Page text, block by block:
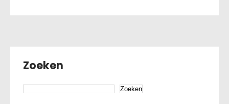
Zoeken
Zoeken